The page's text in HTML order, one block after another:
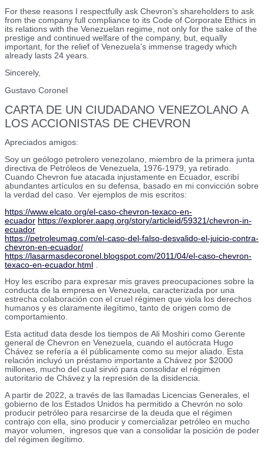
For these reasons I respectfully ask Chevron’s shareholders to ask
from the company full compliance to its Code of Corporate Ethics in
its relations with the Venezuelan regime, not only for the sake of the
prestige and continued welfare of the company, but, equally
important, for the relief of Venezuela’s immense tragedy which
already lasts 24 years.
Sincerely,
Gustavo Coronel
CARTA DE UN CIUDADANO VENEZOLANO A
LOS ACCIONISTAS DE CHEVRON
Apreciados amigos:
Soy un geólogo petrolero venezolano, miembro de la primera junta
directiva de Petróleos de Venezuela, 1976-1979, ya retirado.
Cuando Chevron fue atacada injustamente en Ecuador, escribí
abundantes artículos en su defensa, basado en mi convicción sobre
la verdad del caso. Ver ejemplos de mis escritos:
https://www.elcato.org/el-caso-chevron-texaco-en-
ecuador https://explorer.aapg.org/story/articleid/59321/chevron-in-
ecuador
https://petroleumag.com/el-caso-del-falso-desvalido-el-juicio-contra-
chevron-en-ecuador/
https://lasarmasdecoronel.blogspot.com/2011/04/el-caso-chevron-
texaco-en-ecuador.html
Hoy les escribo para expresar mis graves preocupaciones sobre la
conducta de la empresa en Venezuela, caracterizada por una
estrecha colaboración con el cruel régimen que viola los derechos
humanos y es claramente ilegítimo, tanto de origen como de
comportamiento.
Esta actitud data desde los tiempos de Ali Moshiri como Gerente
general de Chevron en Venezuela, cuando el autócrata Hugo
Chávez se refería a él públicamente como su mejor aliado. Esta
relación incluyó un préstamo importante a Chávez por $2000
millones, mucho del cual sirvió para consolidar el régimen
autoritario de Chávez y la represión de la disidencia.
A partir de 2022, a través de las llamadas Licencias Generales, el
gobierno de los Estados Unidos ha permitido a Chevrón no solo
producir petróleo para resarcirse de la deuda que el régimen
contrajo con ella, sino producir y comercializar petróleo en mucho
mayor volumen, ingresos que van a consolidar la posición de poder
del régimen ilegítimo.